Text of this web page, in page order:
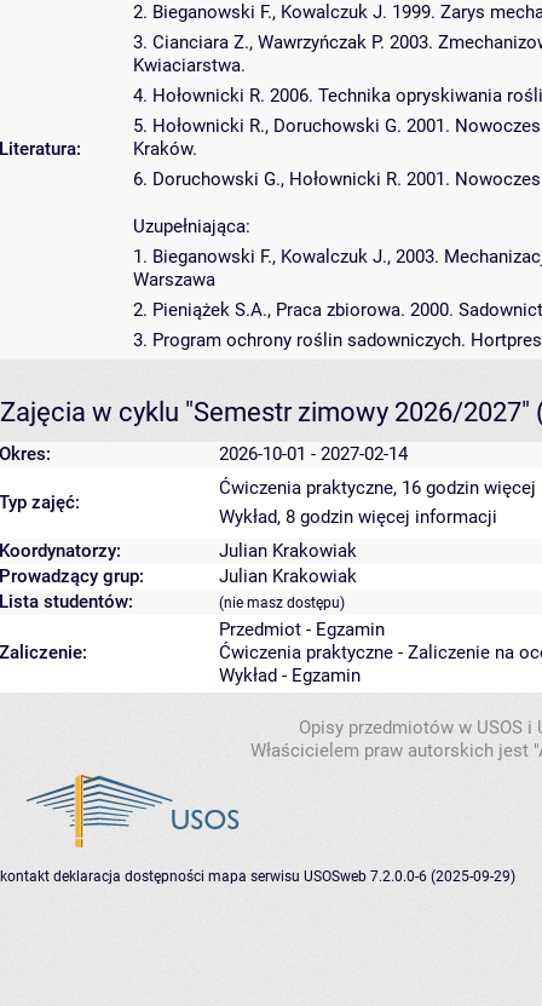
Literatura:
2. Bieganowski F., Kowalczuk J. 1999. Zarys
3. Cianciara Z., Wawrzyńczak P. 2003.
Kwiaciarstwa.
4. Hołownicki R. 2006. Technika opryskiwania
5. Hołownicki R., Doruchowski G. 2001.
Kraków.
6. Doruchowski G., Hołownicki R. 2001.
Uzupełniająca:
1. Bieganowski F., Kowalczuk J., 2003.
Warszawa
2. Pieniążek S.A., Praca zbiorowa. 2000.
3. Program ochrony roślin sadowniczych.
Zajęcia w cyklu "Semestr zimowy 2026/2027"
Okres: 2026-10-01 - 2027-02-14
Typ zajęć:
Ćwiczenia praktyczne, 16 godzin więcej
Wykład, 8 godzin więcej informacji
Koordynatorzy:
Julian Krakowiak
Prowadzący grup:
Julian Krakowiak
Lista studentów:
(nie masz dostępu)
Zaliczenie:
Przedmiot - Egzamin
Ćwiczenia praktyczne - Zaliczenie na
Wykład - Egzamin
Opisy przedmiotów w USOS
Właścicielem praw autorskich jest
kontakt deklaracja dostępności mapa serwisu USOSweb 7.2.0.0-6 (2025-09-29)